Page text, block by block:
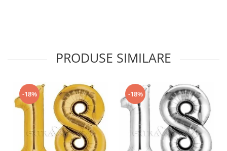
PRODUSE SIMILARE
-18% -18%